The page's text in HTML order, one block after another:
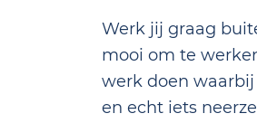
Werk jij graag
mooi om te
werk doen
en echt iets